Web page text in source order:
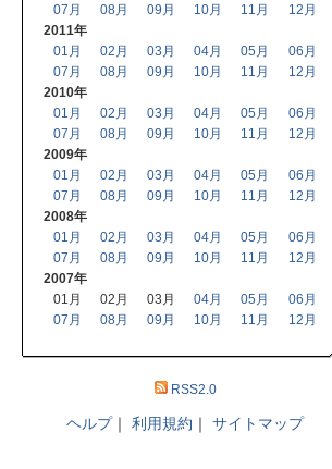
07月
08月 09月 10月 11月
12月
2011年
01月
02月 03月 04月 05月
06月
07月
08月 09月 10月 11月
12月
2010年
01月
02月 03月 04月 05月
06月
07月
08月 09月 10月 11月
12月
2009年
01月
02月 03月 04月 05月
06月
07月
08月 09月 10月 11月
12月
2008年
01月
02月 03月 04月 05月
06月
07月
08月 09月 10月 11月
12月
2007年
01月
02月 03月 04月 05月
06月
07月
08月 09月 10月 11月 12月
RSS2.0
ヘルプ｜ 利用規約 ｜ サイトマップ